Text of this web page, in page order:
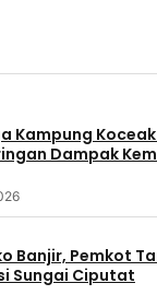
Kampung
Dampak
Banjir, Pemkot
Sungai Ciputat